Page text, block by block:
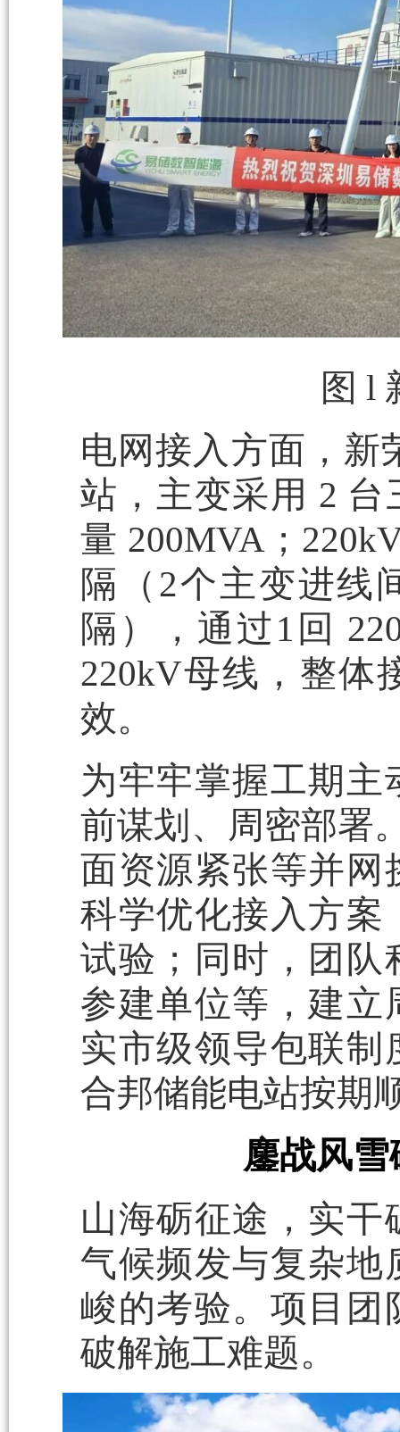
图 l
电网接入方面，新
站，主变采用 2
量 200MVA；
隔（2个主变进线
隔），通过1回
220kV母线，整体
效。
为牢牢掌握工期
前谋划、周密部署
面资源紧张等并网
科学优化接入方案
试验；同时，团队
参建单位等，建立
实市级领导包联
合邦储能电站按期
鏖战风
山海砺征途，实
气候频发与复杂地
峻的考验。项目团
破解施工难题。